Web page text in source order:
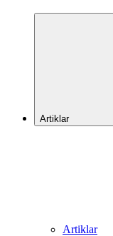
Artiklar
Artiklar